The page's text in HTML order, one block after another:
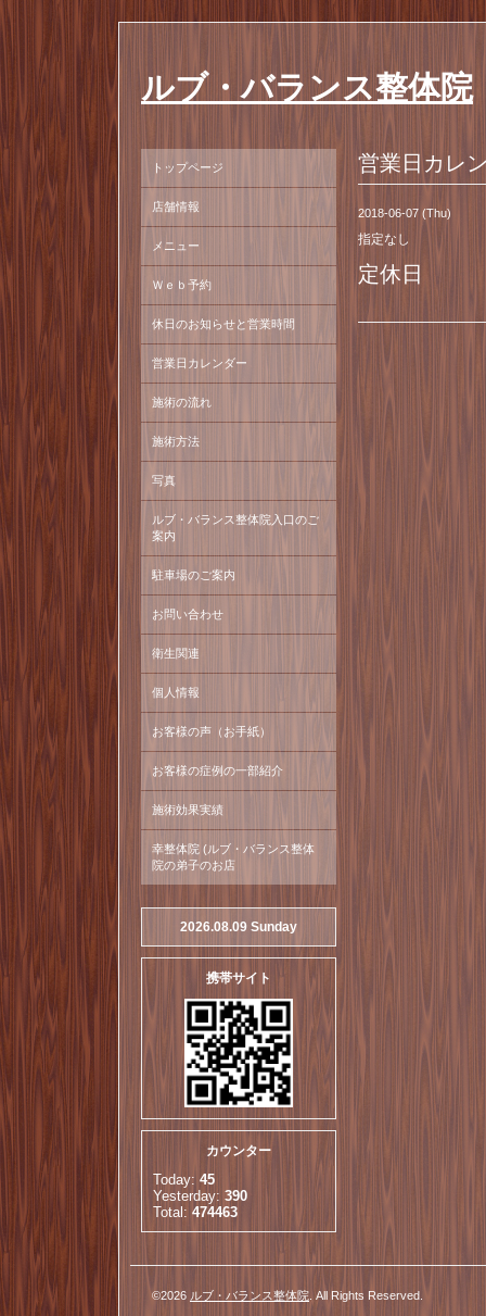
ルブ・バランス整体院
営業日カレ
2018-06-07 (Thu)
指定なし
定休日
トップページ
店舗情報
メニュー
Ｗｅｂ予約
休日のお知らせと営業時間
営業日カレンダー
施術の流れ
施術方法
写真
ルブ・バランス整体院入口のご
案内
駐車場のご案内
お問い合わせ
衛生関連
個人情報
お客様の声（お手紙）
お客様の症例の一部紹介
施術効果実績
幸整体院 (ルブ・バランス整体
院の弟子のお店
2026.08.09 Sunday
携帯サイト
カウンター
Today: 45
Yesterday: 390
Total: 474463
©2026 ルブ・バランス整体院 . All Rights Reserved.